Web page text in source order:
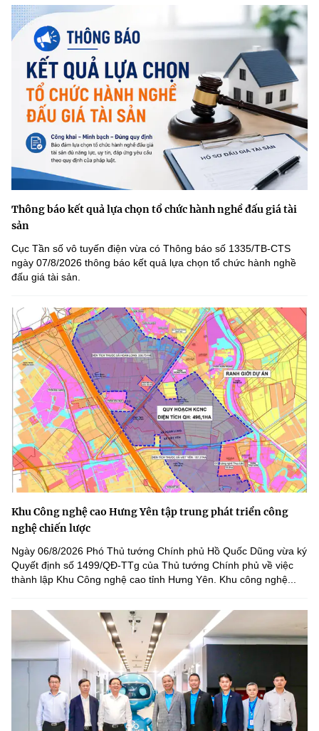
Thông báo kết quả lựa chọn tổ chức hành nghề đấu giá tài
sản
Cục Tần số vô tuyến điện vừa có Thông báo số 1335/TB-CTS
ngày 07/8/2026 thông báo kết quả lựa chọn tổ chức hành nghề
đấu giá tài sản.
Khu Công nghệ cao Hưng Yên tập trung phát triển công
nghệ chiến lược
Ngày 06/8/2026 Phó Thủ tướng Chính phủ Hồ Quốc Dũng vừa ký
Quyết định số 1499/QĐ-TTg của Thủ tướng Chính phủ về việc
thành lập Khu Công nghệ cao tỉnh Hưng Yên. Khu công nghệ...